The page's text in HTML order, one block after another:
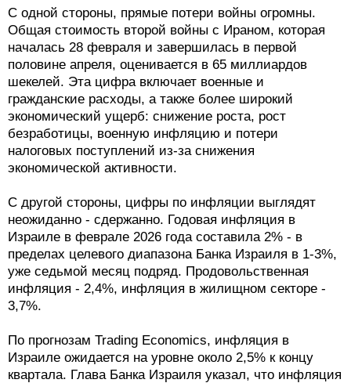
С одной стороны, прямые потери войны огромны.
Общая стоимость второй войны с Ираном, которая
началась 28 февраля и завершилась в первой
половине апреля, оценивается в 65 миллиардов
шекелей. Эта цифра включает военные и
гражданские расходы, а также более широкий
экономический ущерб: снижение роста, рост
безработицы, военную инфляцию и потери
налоговых поступлений из-за снижения
экономической активности.
С другой стороны, цифры по инфляции выглядят
неожиданно - сдержанно. Годовая инфляция в
Израиле в феврале 2026 года составила 2% - в
пределах целевого диапазона Банка Израиля в 1-3%,
уже седьмой месяц подряд. Продовольственная
инфляция - 2,4%, инфляция в жилищном секторе -
3,7%.
По прогнозам Trading Economics, инфляция в
Израиле ожидается на уровне около 2,5% к концу
квартала. Глава Банка Израиля указал, что инфляция